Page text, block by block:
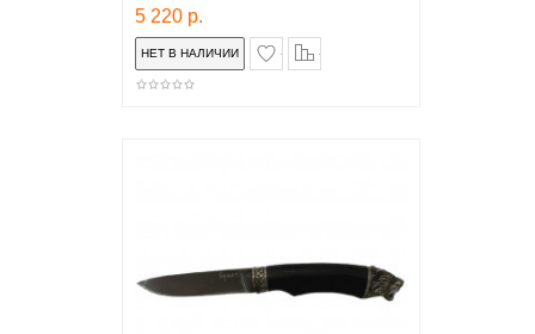
5 220 р.
в закладки